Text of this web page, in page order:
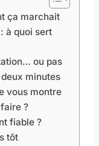
ça marchait
à quoi sert
ou pas
minutes
vous montre
?
fiable ?
tôt